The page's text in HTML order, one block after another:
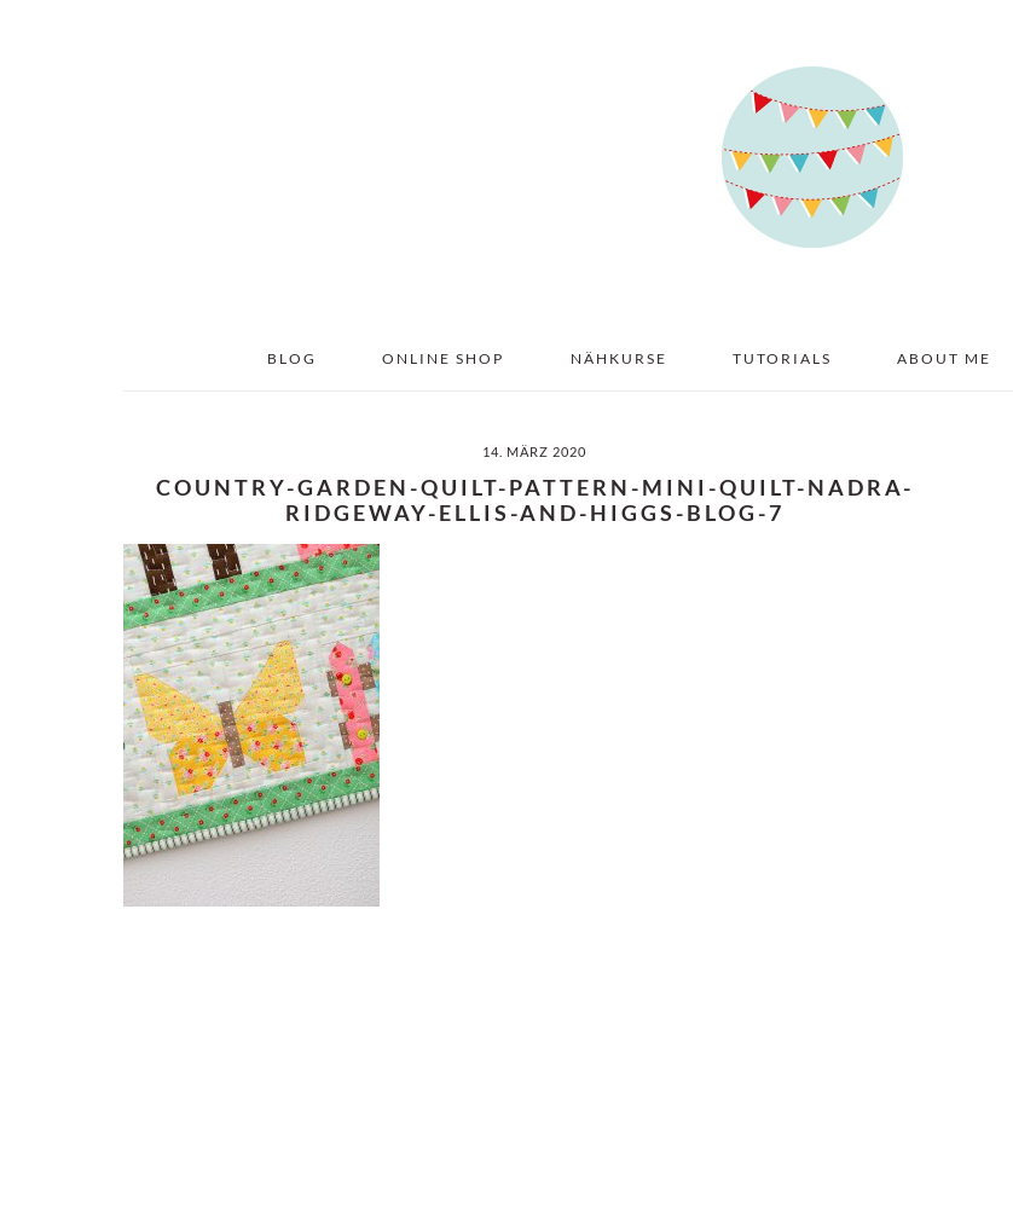
BLOG ONLINE SHOP NÄHKURSE TUTORIALS ABOUT ME
14. MÄRZ 2020
COUNTRY-GARDEN-QUILT-PATTERN-MINI-QUILT-NADRA-
RIDGEWAY-ELLIS-AND-HIGGS-BLOG-7